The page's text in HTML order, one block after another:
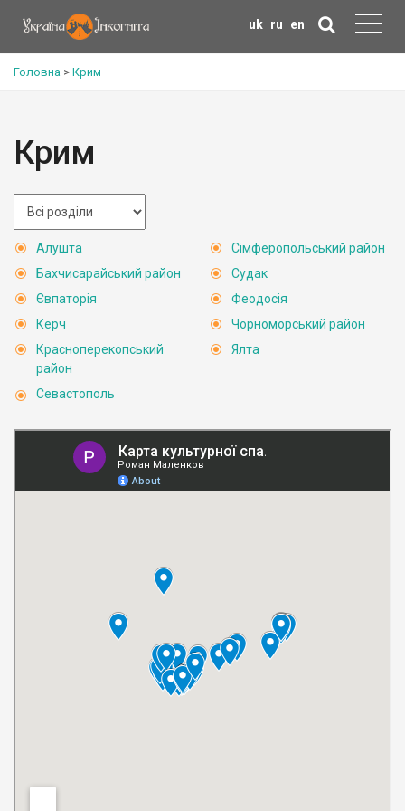
uk ru en
Головна > Крим
Крим
Алушта
Бахчисарайський район
Євпаторія
Керч
Красноперекопський
район
Севастополь
Сімферопольський район
Судак
Феодосія
Чорноморський район
Ялта